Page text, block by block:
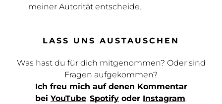
meiner Autorität entscheide.
LASS UNS AUSTAUSCHEN
Was hast du für dich mitgenommen? Oder sind
Fragen aufgekommen?
Ich freu mich auf denen Kommentar
bei YouTube, Spotify oder Instagram.